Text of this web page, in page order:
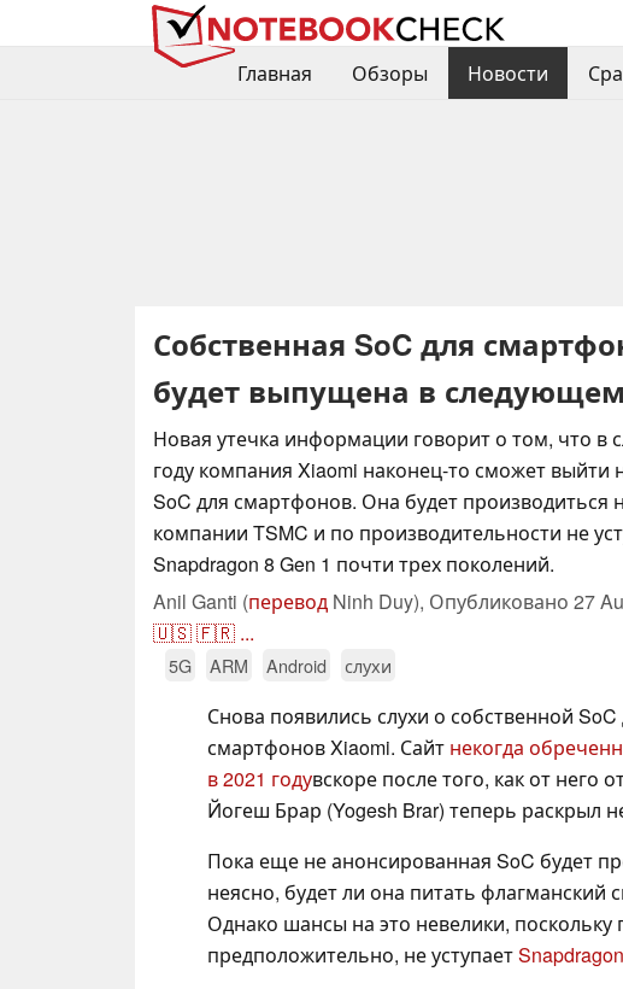
Главная
Обзоры Новости
Собственная SoC для
будет выпущена в
Новая утечка информации говорит о том, что в
году компания Xiaomi наконец-то сможет выйти
SoC для смартфонов. Она будет производиться
компании TSMC и по производительности не
Snapdragon 8 Gen 1 почти трех поколений.
Anil Ganti (перевод Ninh Duy), Опубликовано 27
🇺🇸🇫🇷 ...
5G ARM Android слухи
Снова появились слухи о собственной SoC
смартфонов Xiaomi. Сайт некогда
в 2021 годувскоре после того, как от него
Йогеш Брар (Yogesh Brar) теперь раскрыл
Пока еще не анонсированная SoC будет
неясно, будет ли она питать флагманский
Однако шансы на это невелики,
предположительно, не уступает